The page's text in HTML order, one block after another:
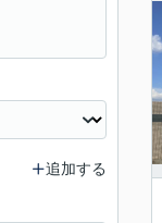
追加する